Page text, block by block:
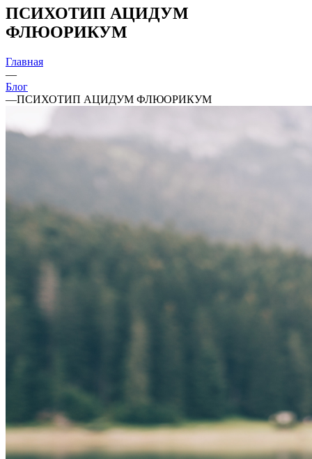
ПСИХОТИП АЦИДУМ
ФЛЮОРИКУМ
Главная
—
Блог
—ПСИХОТИП АЦИДУМ ФЛЮОРИКУМ